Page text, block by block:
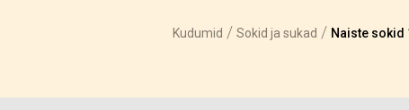
Kudumid / Sokid ja sukad / Naiste sokid